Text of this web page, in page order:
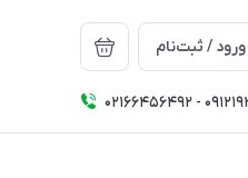
ورود / ثبت‌نام
02166456492 -